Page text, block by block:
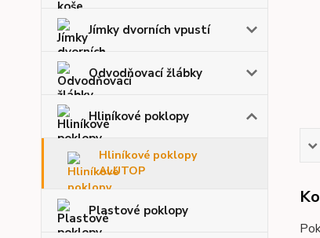
Jímky dvorních vpustí
Odvodňovací žlábky
Hliníkové poklopy
Hliníkové poklopy
ALUTOP
Plastové poklopy